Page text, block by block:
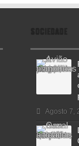
SOCIEDADE
Agosto 7,